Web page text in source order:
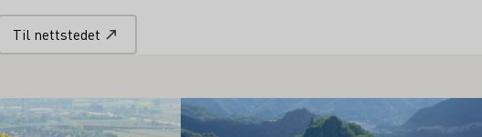
Til nettstedet
Lær mer om dette